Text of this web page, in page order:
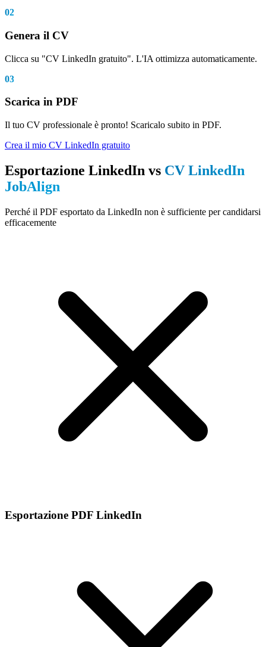
02
Genera il CV
Clicca su "CV LinkedIn gratuito". L'IA ottimizza automaticamente.
03
Scarica in PDF
Il tuo CV professionale è pronto! Scaricalo subito in PDF.
Crea il mio CV LinkedIn gratuito
Esportazione LinkedIn vs CV LinkedIn
JobAlign
Perché il PDF esportato da LinkedIn non è sufficiente per candidarsi
efficacemente
Esportazione PDF LinkedIn